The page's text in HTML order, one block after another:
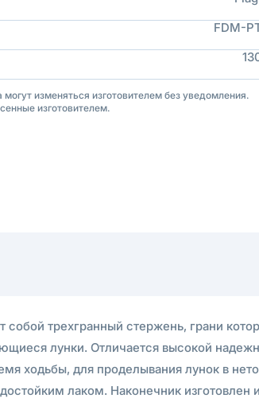
FDM-
изменяться изготовителем без уведомления.
изготовителем.
трехгранный стержень, грани
лунки. Отличается высокой
ходьбы, для проделывания лунок в
лаком. Наконечник